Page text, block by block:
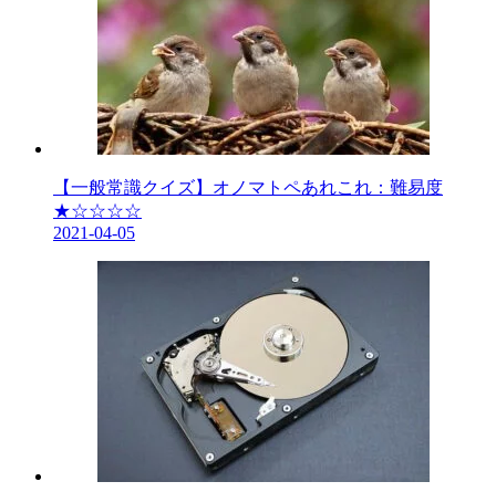
【一般常識クイズ】オノマトペあれこれ：難易度
★☆☆☆☆
2021-04-05